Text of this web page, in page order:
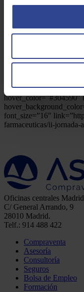
font_weight=”700″
text=”FARMADAY:
farmaceuticas/
[qode_button_v2
hover_effect=””
font_size=”16″
farmaceuticas/ii-jornada-
Oficinas centrales
C/ General Arrando, 9
28010 Madrid.
Telf.: 914 488 422
Compraventa
Asesoría
Consultoría
Seguros
Bolsa de Empleo
Formación